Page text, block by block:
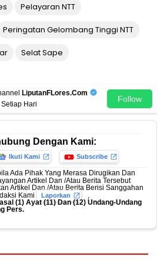
Pelayaran NTT
Peringatan Gelombang Tinggi NTT
Selat Sape
LiputanFLores.Com
Hari
Follow
Dengan Kami:
Ikuti Kami Subscribe
Ada Pihak Yang Merasa Dirugikan Dan
Artikel Dan /Atau Berita Tersebut
Artikel Dan /Atau Berita Berisi Sanggahan
Kami
Laporkan
(1) Ayat (11) Dan (12) Undang-Undang
Pers.